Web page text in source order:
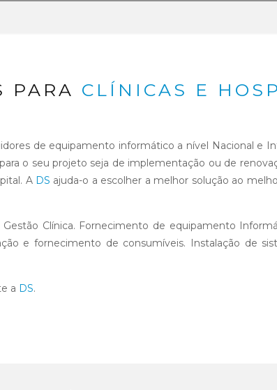
PARA CLÍNICAS E
de equipamento informático a nível Nacional e
o seu projeto seja de implementação ou de
A DS ajuda-o a escolher a melhor solução ao
Clínica. Fornecimento de equipamento
e fornecimento de consumíveis. Instalação de
a DS.